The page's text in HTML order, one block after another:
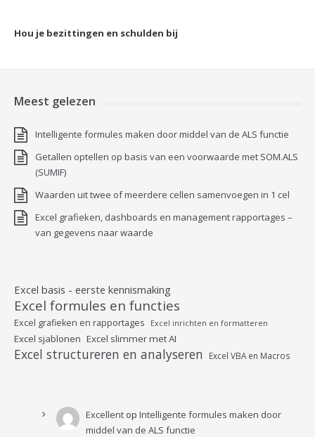
Hou je bezittingen en schulden bij
Meest gelezen
Intelligente formules maken door middel van de ALS functie
Getallen optellen op basis van een voorwaarde met SOM.ALS
(SUMIF)
Waarden uit twee of meerdere cellen samenvoegen in 1 cel
Excel grafieken, dashboards en management rapportages –
van gegevens naar waarde
Excel basis - eerste kennismaking
Excel formules en functies
Excel grafieken en rapportages Excel inrichten en formatteren
Excel sjablonen Excel slimmer met AI
Excel structureren en analyseren Excel VBA en Macros
Excellent opIntelligente formules maken door
middel van de ALS functie